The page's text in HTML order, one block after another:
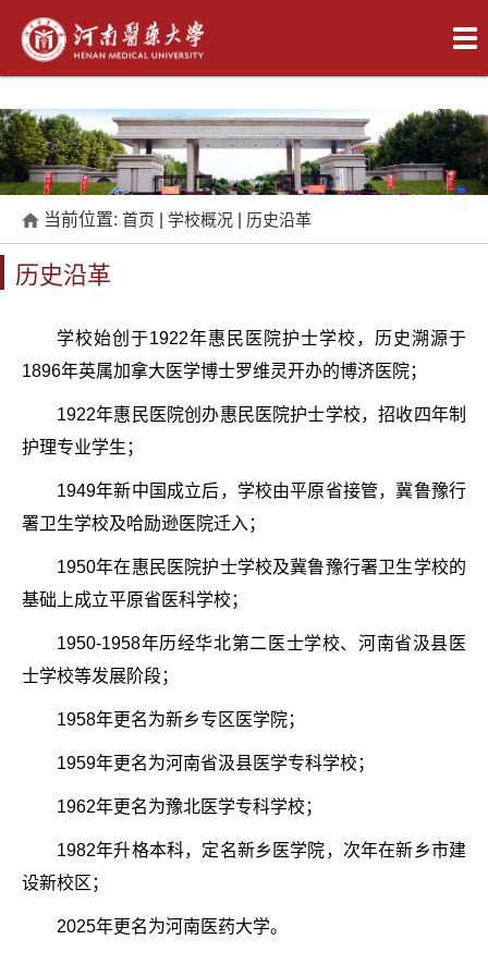
当前位置: 首页 学校概况 历史沿革
历史沿革
学校始创于1922年惠民医院护士学校，历史溯源于
1896年英属加拿大医学博士罗维灵开办的博济医院；
1922年惠民医院创办惠民医院护士学校，招收四年制
护理专业学生；
1949年新中国成立后，学校由平原省接管，冀鲁豫行
署卫生学校及哈励逊医院迁入；
1950年在惠民医院护士学校及冀鲁豫行署卫生学校的
基础上成立平原省医科学校；
1950-1958年历经华北第二医士学校、河南省汲县医
士学校等发展阶段；
1958年更名为新乡专区医学院；
1959年更名为河南省汲县医学专科学校；
1962年更名为豫北医学专科学校；
1982年升格本科，定名新乡医学院，次年在新乡市建
设新校区；
2025年更名为河南医药大学。